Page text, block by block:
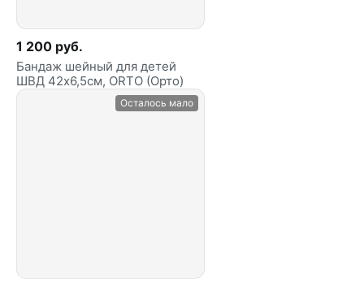
1 200 руб.
Бандаж шейный для детей
ШВД 42х6,5см, ORTO (Орто)
Осталось мало